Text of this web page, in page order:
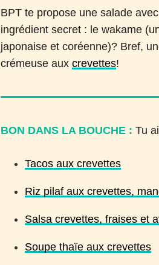
BPT te propose une salade
ingrédient secret : le wakame
japonaise et coréenne)? Bref,
crémeuse auxcrevettes!
BON DANS LA BOUCHE : Tu
Tacos aux crevettes
Riz pilaf aux crevettes,
Salsa crevettes, fraises et
Soupe thaïe aux crevettes